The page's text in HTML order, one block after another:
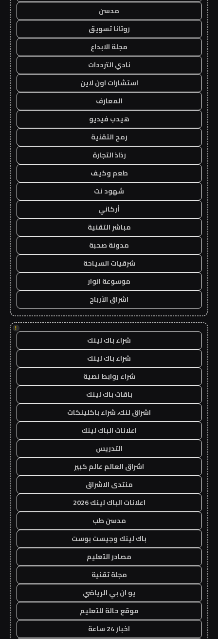
مدسن
روتانا تسويق
مجلة الابداع
نادي الترددات
استشارات اون لاين
المعارف
هيدب فيديو
رمح التقنية
رذاذ التجارة
طعم وكيف
شهود نت
أركاني
مباشر التقنية
مدونة صحبة
شرقيات السياحة
موسوعة انوار
اشراق الأرباح
!
شراء باك لينك
شراء باك لينك
شراء روابط نصية
باقات باك لينك
اشراق لنك، شراء باكلينكات
اعلانات الباك لينك
التدريس
اشراق العالم عالم كبير
منتدى الاشراق
اعلانات الباك لينك 2026
مدسن طب
باك لينك وجيست بوست
مصادر التعليم
مجلة تقنية
يو ان بي الرياضي
موقع حالة للتعليم
اخبار 24 ساعة